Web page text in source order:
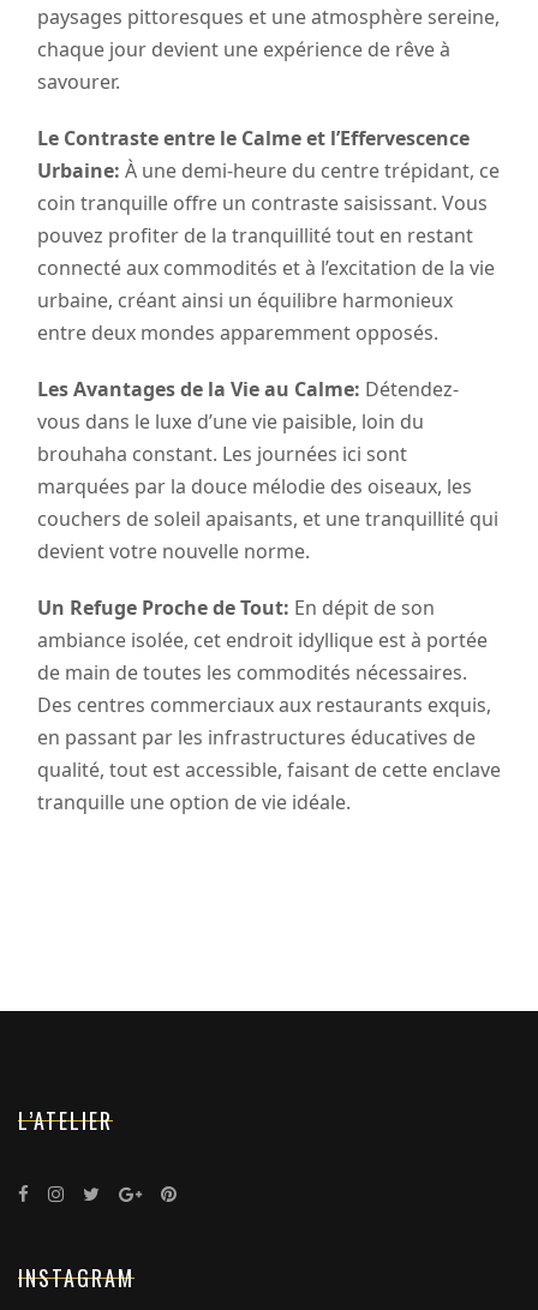
paysages pittoresques et une atmosphère sereine,
chaque jour devient une expérience de rêve à
savourer.
Le Contraste entre le Calme et l’Effervescence
Urbaine: À une demi-heure du centre trépidant, ce
coin tranquille offre un contraste saisissant. Vous
pouvez profiter de la tranquillité tout en restant
connecté aux commodités et à l’excitation de la vie
urbaine, créant ainsi un équilibre harmonieux
entre deux mondes apparemment opposés.
Les Avantages de la Vie au Calme: Détendez-
vous dans le luxe d’une vie paisible, loin du
brouhaha constant. Les journées ici sont
marquées par la douce mélodie des oiseaux, les
couchers de soleil apaisants, et une tranquillité qui
devient votre nouvelle norme.
Un Refuge Proche de Tout: En dépit de son
ambiance isolée, cet endroit idyllique est à portée
de main de toutes les commodités nécessaires.
Des centres commerciaux aux restaurants exquis,
en passant par les infrastructures éducatives de
qualité, tout est accessible, faisant de cette enclave
tranquille une option de vie idéale.
L’ATELIER
INSTAGRAM